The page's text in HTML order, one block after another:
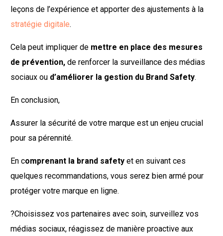
leçons de l’expérience et apporter des ajustements à la
stratégie digitale.
Cela peut impliquer de mettre en place des mesures
de prévention, de renforcer la surveillance des médias
sociaux ou d’améliorer la gestion du Brand Safety.
En conclusion,
Assurer la sécurité de votre marque est un enjeu crucial
pour sa pérennité.
En comprenant la brand safetyet en suivant ces
quelques recommandations, vous serez bien armé pour
protéger votre marque en ligne.
?Choisissez vos partenaires avec soin, surveillez vos
médias sociaux, réagissez de manière proactive aux